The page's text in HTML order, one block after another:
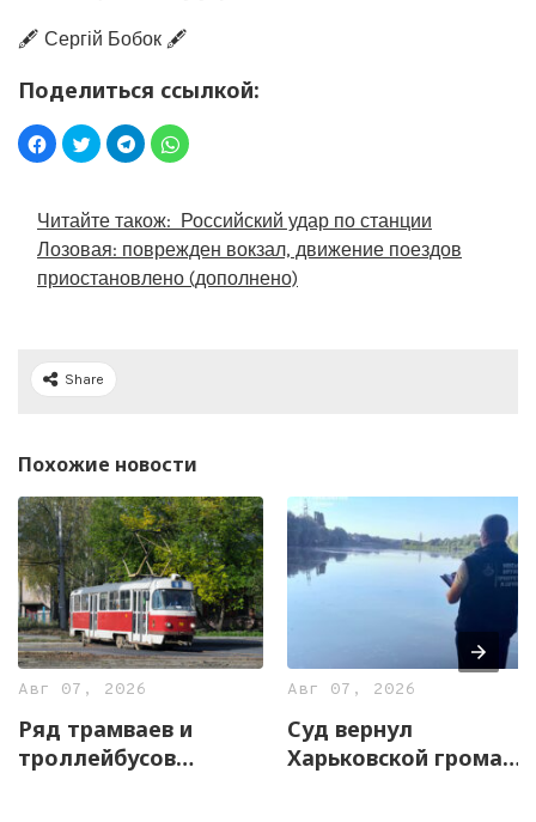
🖋️ Сергій Бобок 🖋️
Поделиться ссылкой:
Читайте також: Российский удар по станции
Лозовая: поврежден вокзал, движение поездов
приостановлено (дополнено)
Share
Похожие новости
Авг 07, 2026
Ряд трамваев и
троллейбусов
Авг 07, 2026
Суд вернул
Харьковской громаде